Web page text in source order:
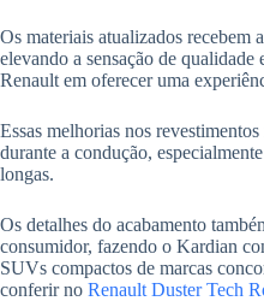
Os materiais atualizados recebem
elevando a sensação de qualidade
Renault em oferecer uma
Essas melhorias nos
durante a condução,
longas.
Os detalhes do acabamento
consumidor, fazendo o Kardian
SUVs compactos de marcas
conferir no Renault Duster Tech